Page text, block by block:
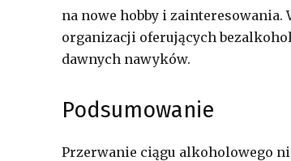
na nowe hobby i zainteresowania.
organizacji oferujących
dawnych nawyków.
Podsumowanie
Przerwanie ciągu alkoholowego